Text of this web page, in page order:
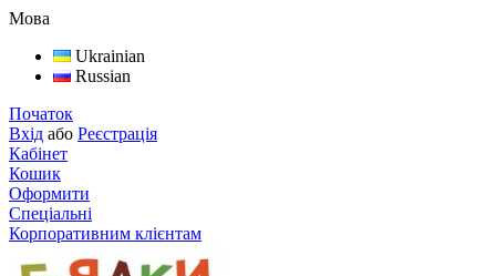
Мова
Ukrainian
Russian
Початок
Вхід або Реєстрація
Кабінет
Кошик
Оформити
Спеціальні
Корпоративним клієнтам